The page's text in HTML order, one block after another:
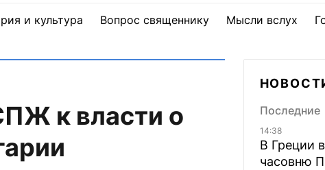
и культура Вопрос священнику Мысли вслух
к власти о
Последние
14:38
В Греции
часовню